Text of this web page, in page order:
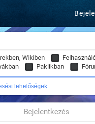
Wikiben
Paklikban
lehetőségek
Bejelentkezés